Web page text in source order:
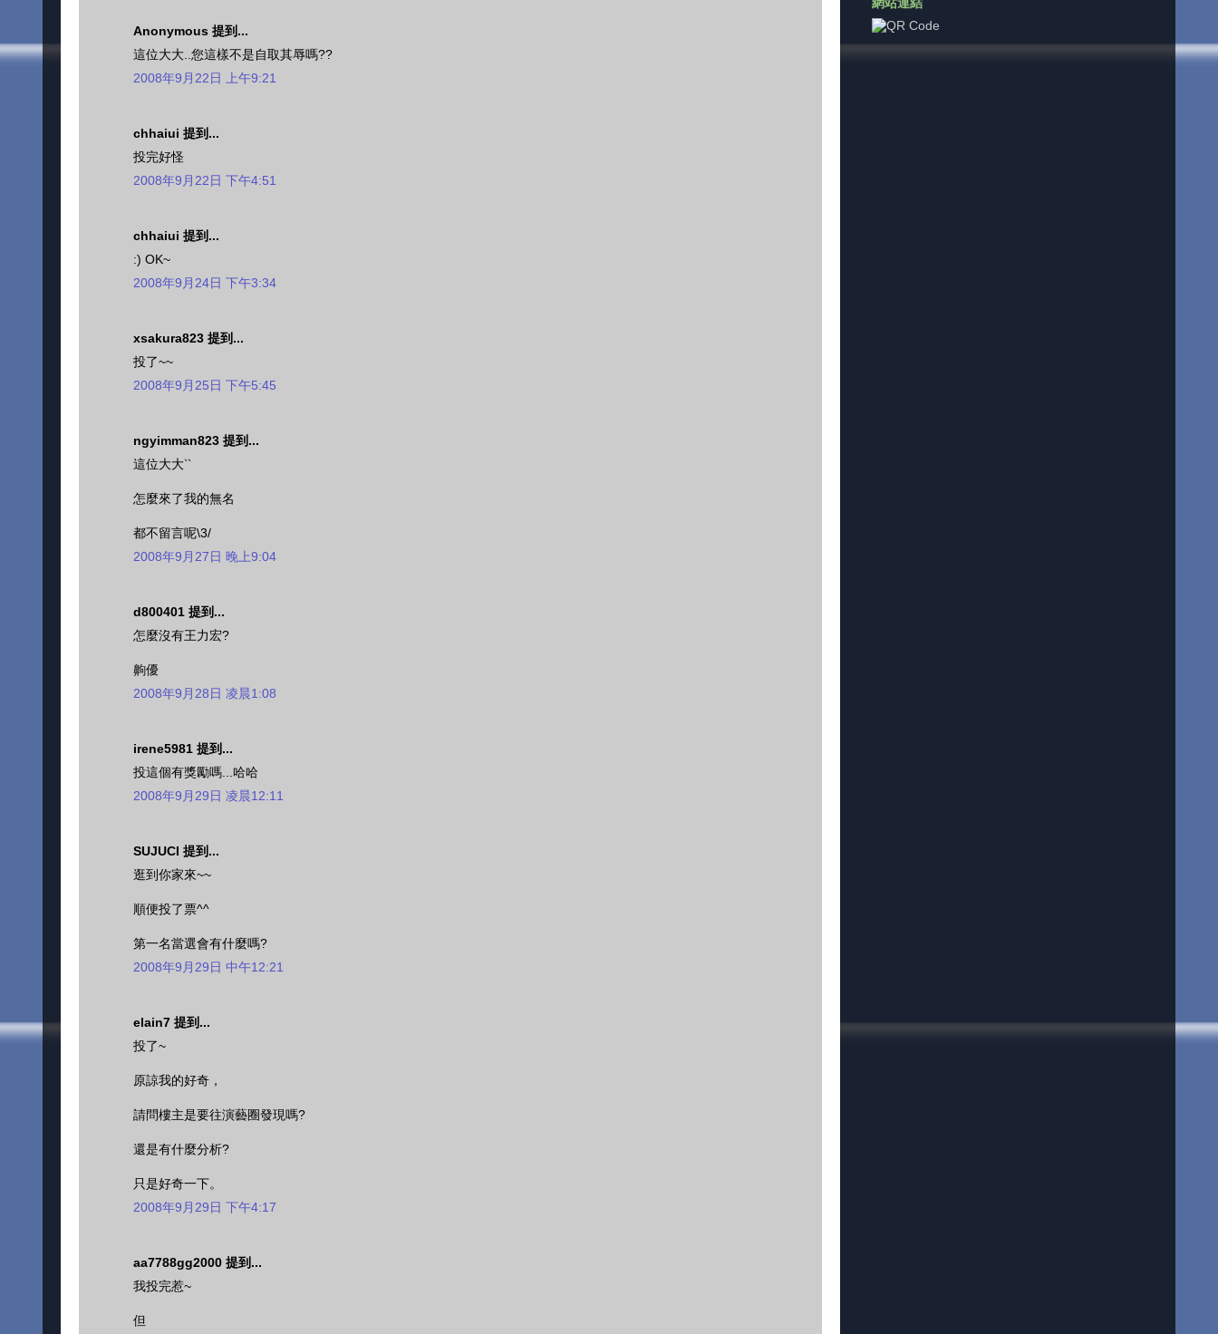
Anonymous 提到...
這位大大..您這樣不是自取其辱嗎??
2008年9月22日 上午9:21
chhaiui 提到...
投完好怪
2008年9月22日 下午4:51
chhaiui 提到...
:) OK~
2008年9月24日 下午3:34
xsakura823 提到...
投了~~
2008年9月25日 下午5:45
ngyimman823 提到...
這位大大‵‵
怎麼來了我的無名
都不留言呢\3/
2008年9月27日 晚上9:04
d800401 提到...
怎麼沒有王力宏?
齁優
2008年9月28日 凌晨1:08
irene5981 提到...
投這個有獎勵嗎...哈哈
2008年9月29日 凌晨12:11
SUJUCI 提到...
逛到你家來~~
順便投了票^^
第一名當選會有什麼嗎?
2008年9月29日 中午12:21
elain7 提到...
投了~
原諒我的好奇，
請問樓主是要往演藝圈發現嗎?
還是有什麼分析?
只是好奇一下。
2008年9月29日 下午4:17
aa7788gg2000 提到...
我投完惹~
但